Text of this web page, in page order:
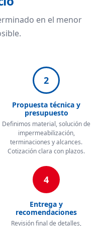
en el menor
2
Propuesta técnica y
presupuesto
Definimos material, solución de
impermeabilización,
terminaciones y alcances.
Cotización clara con plazos.
4
Entrega y
recomendaciones
Revisión final de detalles,